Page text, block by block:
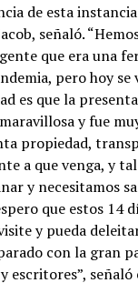
de esta
señaló.
que era una
pero hoy se
es que la
y fue
propiedad,
a que venga, y
y necesitamos
que estos 14
y pueda
con la gran
escritores”, señaló